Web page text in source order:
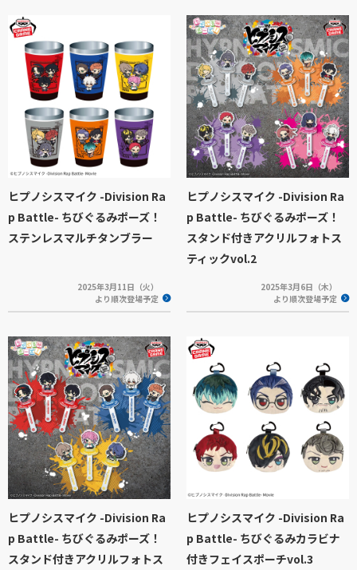
ヒプノシスマイク -Division Ra
p Battle- ちびぐるみポーズ！
ステンレスマルチタンブラー
2025年3月11日（火）
より順次登場予定
ヒプノシスマイク -Division Ra
p Battle- ちびぐるみポーズ！
スタンド付きアクリルフォトス
ティックvol.2
2025年3月6日（木）
より順次登場予定
ヒプノシスマイク -Division Ra
p Battle- ちびぐるみポーズ！
スタンド付きアクリルフォトス
ヒプノシスマイク -Division Ra
p Battle- ちびぐるみカラビナ
付きフェイスポーチvol.3